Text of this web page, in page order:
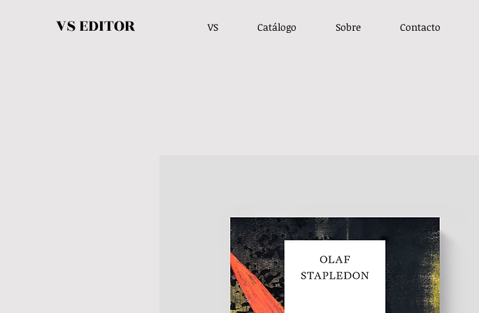
VS EDITOR VS Catálogo Sobre Contacto